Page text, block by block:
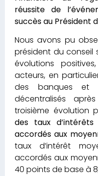
réussite de
succès au Président
Nous avons pu
président du
évolutions
acteurs, en
des banques et
décentralisés
troisième évolution
des taux
accordés aux
taux d’intérêt
accordés aux
40 points de base à